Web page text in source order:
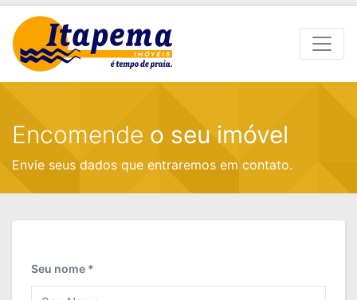
Encomende o seu imóvel
Envie seus dados que entraremos em contato.
Seu nome *